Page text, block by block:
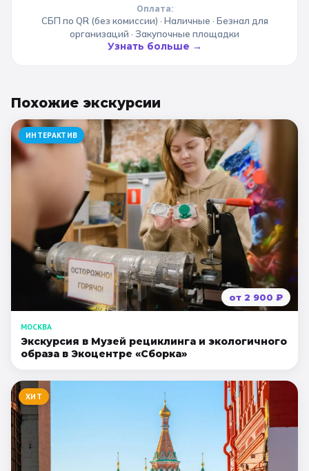
Оплата:
СБП по QR (без комиссии) · Наличные · Безнал для
организаций · Закупочные площадки
Узнать больше →
Похожие экскурсии
ИНТЕРАКТИВ
от 2 900 ₽
МОСКВА
Экскурсия в Музей рециклинга и экологичного
образа в Экоцентре «Сборка»
ХИТ